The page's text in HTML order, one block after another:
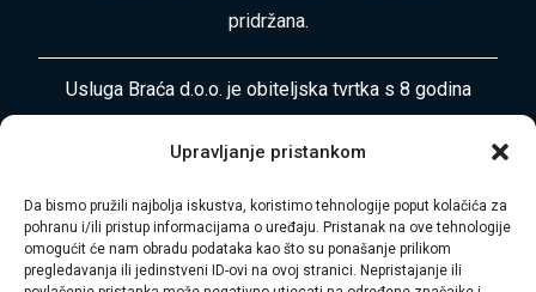
Upravljanje pristankom
Da bismo pružili najbolja iskustva, koristimo tehnologije poput kolačića za
pohranu i/ili pristup informacijama o uređaju. Pristanak na ove tehnologije
omogućit će nam obradu podataka kao što su ponašanje prilikom
pregledavanja ili jedinstveni ID-ovi na ovoj stranici. Nepristajanje ili
pridržana.
Usluga Braća d.o.o. je obiteljska tvrtka s 8 godina
otpada, čišćenja i uređenja okoliša diljem
Primorsko-goranske županije i Istre. Naša misija je
vaša bezbrižnost i zadovoljstvo.